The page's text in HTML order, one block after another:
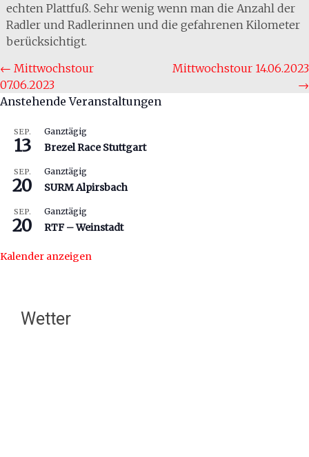
echten Plattfuß. Sehr wenig wenn man die Anzahl der
Radler und Radlerinnen und die gefahrenen Kilometer
berücksichtigt.
Rennradler Portal
Beitragsnavigation
← Mittwochstour
07.06.2023
Mittwochstour 14.06.2023
→
Anstehende Veranstaltungen
SEP.
13
Ganztägig
Brezel Race Stuttgart
SEP.
20
Ganztägig
SURM Alpirsbach
SEP.
20
Ganztägig
RTF – Weinstadt
Kalender anzeigen
Wetter